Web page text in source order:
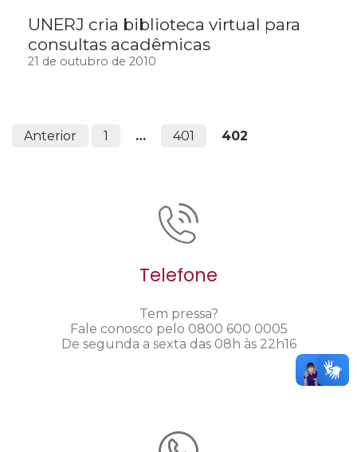
UNERJ cria biblioteca virtual para
consultas acadêmicas
21 de outubro de 2010
Anterior 1 … 401 402
Telefone
Tem pressa?
Fale conosco pelo 0800 600 0005
De segunda a sexta das 08h às 22h16